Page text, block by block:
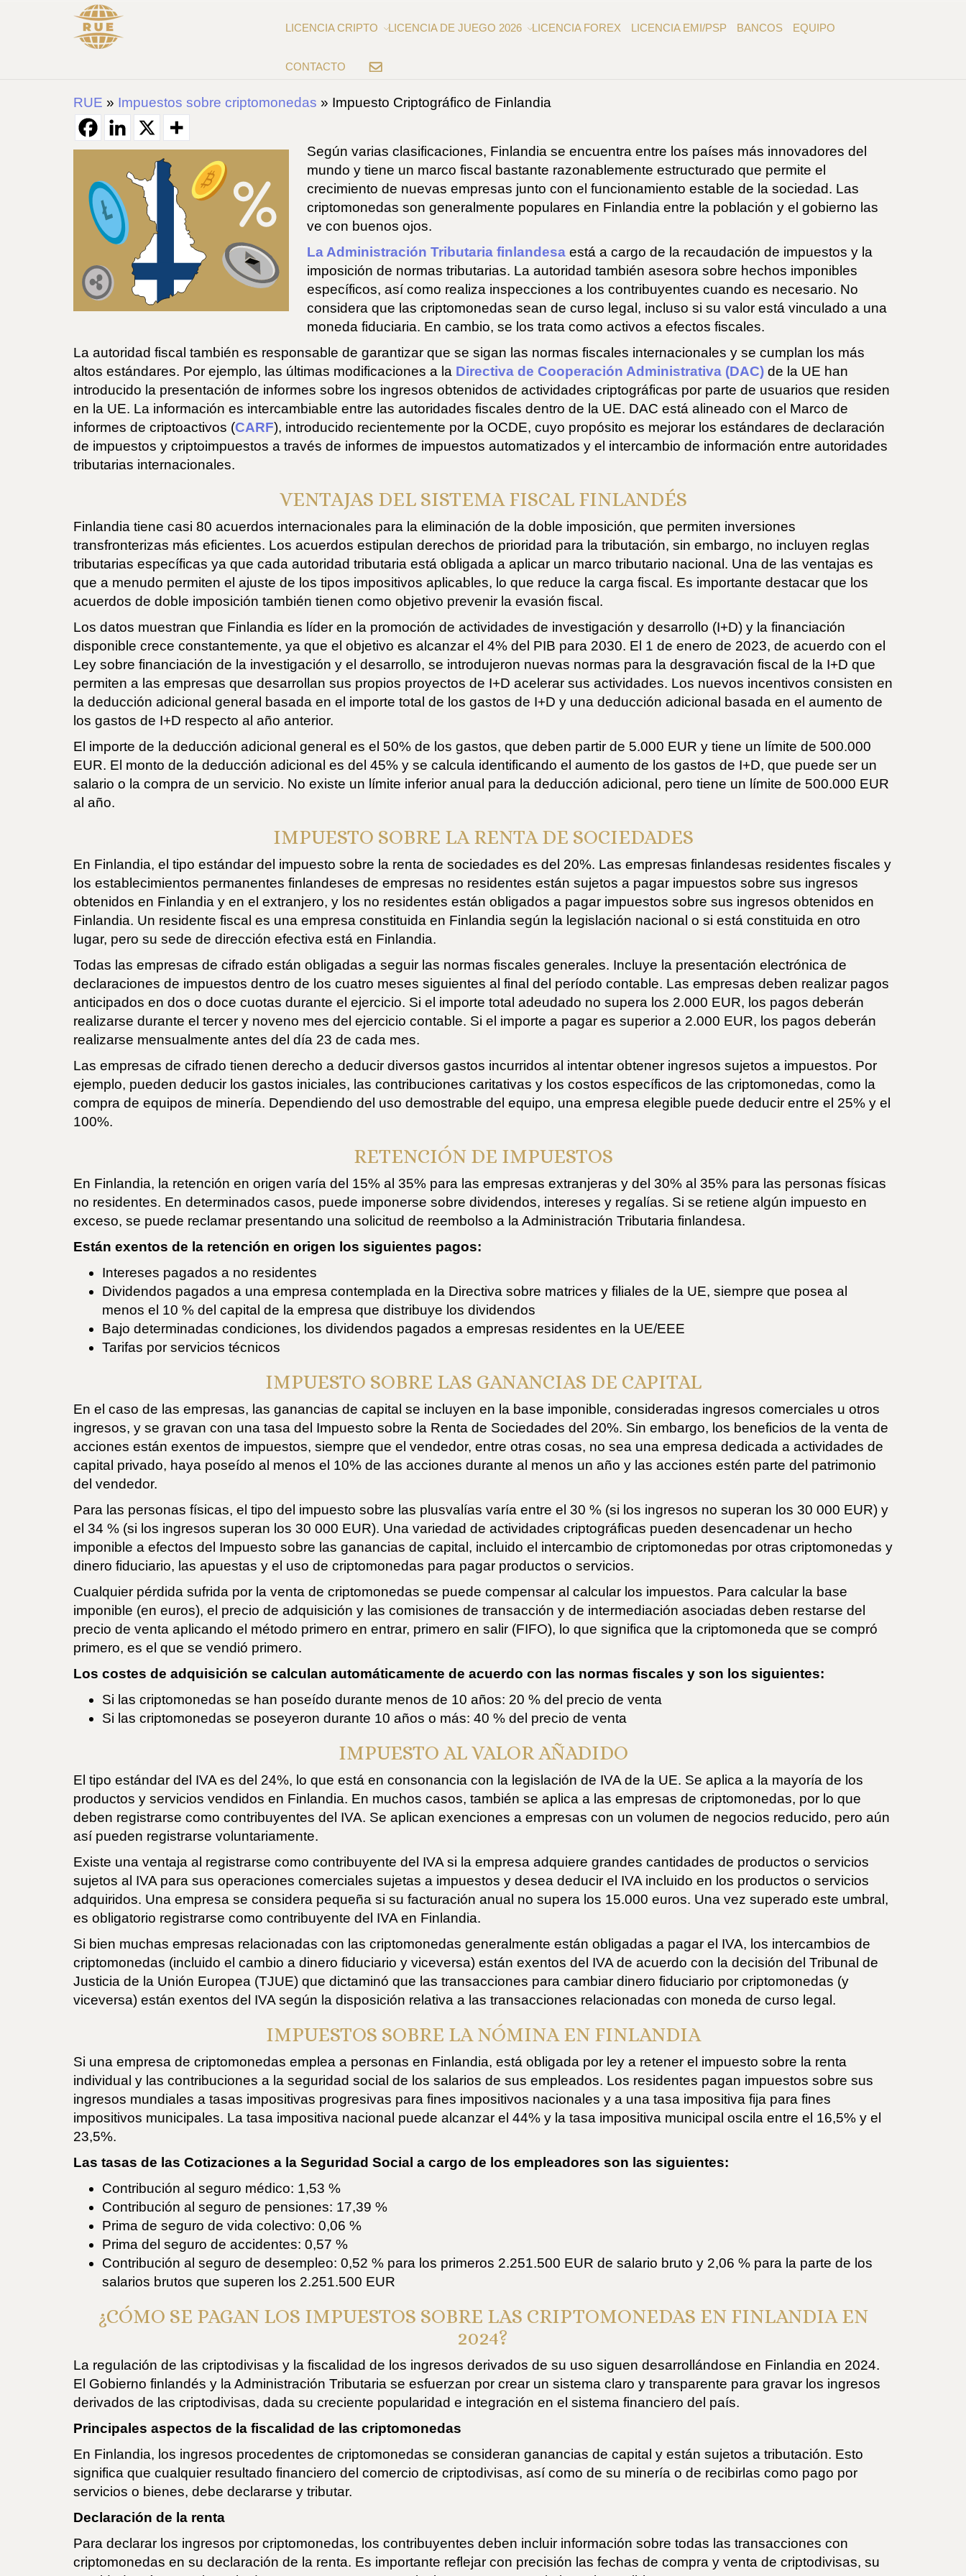
LICENCIA CRIPTO LICENCIA DE JUEGO 2026 LICENCIA FOREX LICENCIA EMI/PSP BANCOS EQUIPO
CONTACTO
RUE » Impuestos sobre criptomonedas » Impuesto Criptográfico de Finlandia
Según varias clasificaciones, Finlandia se encuentra entre los países más innovadores del
mundo y tiene un marco fiscal bastante razonablemente estructurado que permite el
crecimiento de nuevas empresas junto con el funcionamiento estable de la sociedad. Las
criptomonedas son generalmente populares en Finlandia entre la población y el gobierno las
ve con buenos ojos.
La Administración Tributaria finlandesa está a cargo de la recaudación de impuestos y la
imposición de normas tributarias. La autoridad también asesora sobre hechos imponibles
específicos, así como realiza inspecciones a los contribuyentes cuando es necesario. No
considera que las criptomonedas sean de curso legal, incluso si su valor está vinculado a una
moneda fiduciaria. En cambio, se los trata como activos a efectos fiscales.
La autoridad fiscal también es responsable de garantizar que se sigan las normas fiscales internacionales y se cumplan los más
altos estándares. Por ejemplo, las últimas modificaciones a la Directiva de Cooperación Administrativa (DAC) de la UE han
introducido la presentación de informes sobre los ingresos obtenidos de actividades criptográficas por parte de usuarios que residen
en la UE. La información es intercambiable entre las autoridades fiscales dentro de la UE. DAC está alineado con el Marco de
informes de criptoactivos (CARF), introducido recientemente por la OCDE, cuyo propósito es mejorar los estándares de declaración
de impuestos y criptoimpuestos a través de informes de impuestos automatizados y el intercambio de información entre autoridades
tributarias internacionales.
VENTAJAS DEL SISTEMA FISCAL FINLANDÉS
Finlandia tiene casi 80 acuerdos internacionales para la eliminación de la doble imposición, que permiten inversiones
transfronterizas más eficientes. Los acuerdos estipulan derechos de prioridad para la tributación, sin embargo, no incluyen reglas
tributarias específicas ya que cada autoridad tributaria está obligada a aplicar un marco tributario nacional. Una de las ventajas es
que a menudo permiten el ajuste de los tipos impositivos aplicables, lo que reduce la carga fiscal. Es importante destacar que los
acuerdos de doble imposición también tienen como objetivo prevenir la evasión fiscal.
Los datos muestran que Finlandia es líder en la promoción de actividades de investigación y desarrollo (I+D) y la financiación
disponible crece constantemente, ya que el objetivo es alcanzar el 4% del PIB para 2030. El 1 de enero de 2023, de acuerdo con el
Ley sobre financiación de la investigación y el desarrollo, se introdujeron nuevas normas para la desgravación fiscal de la I+D que
permiten a las empresas que desarrollan sus propios proyectos de I+D acelerar sus actividades. Los nuevos incentivos consisten en
la deducción adicional general basada en el importe total de los gastos de I+D y una deducción adicional basada en el aumento de
los gastos de I+D respecto al año anterior.
El importe de la deducción adicional general es el 50% de los gastos, que deben partir de 5.000 EUR y tiene un límite de 500.000
EUR. El monto de la deducción adicional es del 45% y se calcula identificando el aumento de los gastos de I+D, que puede ser un
salario o la compra de un servicio. No existe un límite inferior anual para la deducción adicional, pero tiene un límite de 500.000 EUR
al año.
IMPUESTO SOBRE LA RENTA DE SOCIEDADES
En Finlandia, el tipo estándar del impuesto sobre la renta de sociedades es del 20%. Las empresas finlandesas residentes fiscales y
los establecimientos permanentes finlandeses de empresas no residentes están sujetos a pagar impuestos sobre sus ingresos
obtenidos en Finlandia y en el extranjero, y los no residentes están obligados a pagar impuestos sobre sus ingresos obtenidos en
Finlandia. Un residente fiscal es una empresa constituida en Finlandia según la legislación nacional o si está constituida en otro
lugar, pero su sede de dirección efectiva está en Finlandia.
Todas las empresas de cifrado están obligadas a seguir las normas fiscales generales. Incluye la presentación electrónica de
declaraciones de impuestos dentro de los cuatro meses siguientes al final del período contable. Las empresas deben realizar pagos
anticipados en dos o doce cuotas durante el ejercicio. Si el importe total adeudado no supera los 2.000 EUR, los pagos deberán
realizarse durante el tercer y noveno mes del ejercicio contable. Si el importe a pagar es superior a 2.000 EUR, los pagos deberán
realizarse mensualmente antes del día 23 de cada mes.
Las empresas de cifrado tienen derecho a deducir diversos gastos incurridos al intentar obtener ingresos sujetos a impuestos. Por
ejemplo, pueden deducir los gastos iniciales, las contribuciones caritativas y los costos específicos de las criptomonedas, como la
compra de equipos de minería. Dependiendo del uso demostrable del equipo, una empresa elegible puede deducir entre el 25% y el
100%.
RETENCIÓN DE IMPUESTOS
En Finlandia, la retención en origen varía del 15% al 35% para las empresas extranjeras y del 30% al 35% para las personas físicas
no residentes. En determinados casos, puede imponerse sobre dividendos, intereses y regalías. Si se retiene algún impuesto en
exceso, se puede reclamar presentando una solicitud de reembolso a la Administración Tributaria finlandesa.
Están exentos de la retención en origen los siguientes pagos:
Intereses pagados a no residentes
Dividendos pagados a una empresa contemplada en la Directiva sobre matrices y filiales de la UE, siempre que posea al
menos el 10 % del capital de la empresa que distribuye los dividendos
Bajo determinadas condiciones, los dividendos pagados a empresas residentes en la UE/EEE
Tarifas por servicios técnicos
IMPUESTO SOBRE LAS GANANCIAS DE CAPITAL
En el caso de las empresas, las ganancias de capital se incluyen en la base imponible, consideradas ingresos comerciales u otros
ingresos, y se gravan con una tasa del Impuesto sobre la Renta de Sociedades del 20%. Sin embargo, los beneficios de la venta de
acciones están exentos de impuestos, siempre que el vendedor, entre otras cosas, no sea una empresa dedicada a actividades de
capital privado, haya poseído al menos el 10% de las acciones durante al menos un año y las acciones estén parte del patrimonio
del vendedor.
Para las personas físicas, el tipo del impuesto sobre las plusvalías varía entre el 30 % (si los ingresos no superan los 30 000 EUR) y
el 34 % (si los ingresos superan los 30 000 EUR). Una variedad de actividades criptográficas pueden desencadenar un hecho
imponible a efectos del Impuesto sobre las ganancias de capital, incluido el intercambio de criptomonedas por otras criptomonedas y
dinero fiduciario, las apuestas y el uso de criptomonedas para pagar productos o servicios.
Cualquier pérdida sufrida por la venta de criptomonedas se puede compensar al calcular los impuestos. Para calcular la base
imponible (en euros), el precio de adquisición y las comisiones de transacción y de intermediación asociadas deben restarse del
precio de venta aplicando el método primero en entrar, primero en salir (FIFO), lo que significa que la criptomoneda que se compró
primero, es el que se vendió primero.
Los costes de adquisición se calculan automáticamente de acuerdo con las normas fiscales y son los siguientes:
Si las criptomonedas se han poseído durante menos de 10 años: 20 % del precio de venta
Si las criptomonedas se poseyeron durante 10 años o más: 40 % del precio de venta
IMPUESTO AL VALOR AÑADIDO
El tipo estándar del IVA es del 24%, lo que está en consonancia con la legislación de IVA de la UE. Se aplica a la mayoría de los
productos y servicios vendidos en Finlandia. En muchos casos, también se aplica a las empresas de criptomonedas, por lo que
deben registrarse como contribuyentes del IVA. Se aplican exenciones a empresas con un volumen de negocios reducido, pero aún
así pueden registrarse voluntariamente.
Existe una ventaja al registrarse como contribuyente del IVA si la empresa adquiere grandes cantidades de productos o servicios
sujetos al IVA para sus operaciones comerciales sujetas a impuestos y desea deducir el IVA incluido en los productos o servicios
adquiridos. Una empresa se considera pequeña si su facturación anual no supera los 15.000 euros. Una vez superado este umbral,
es obligatorio registrarse como contribuyente del IVA en Finlandia.
Si bien muchas empresas relacionadas con las criptomonedas generalmente están obligadas a pagar el IVA, los intercambios de
criptomonedas (incluido el cambio a dinero fiduciario y viceversa) están exentos del IVA de acuerdo con la decisión del Tribunal de
Justicia de la Unión Europea (TJUE) que dictaminó que las transacciones para cambiar dinero fiduciario por criptomonedas (y
viceversa) están exentos del IVA según la disposición relativa a las transacciones relacionadas con moneda de curso legal.
IMPUESTOS SOBRE LA NÓMINA EN FINLANDIA
Si una empresa de criptomonedas emplea a personas en Finlandia, está obligada por ley a retener el impuesto sobre la renta
individual y las contribuciones a la seguridad social de los salarios de sus empleados. Los residentes pagan impuestos sobre sus
ingresos mundiales a tasas impositivas progresivas para fines impositivos nacionales y a una tasa impositiva fija para fines
impositivos municipales. La tasa impositiva nacional puede alcanzar el 44% y la tasa impositiva municipal oscila entre el 16,5% y el
23,5%.
Las tasas de las Cotizaciones a la Seguridad Social a cargo de los empleadores son las siguientes:
Contribución al seguro médico: 1,53 %
Contribución al seguro de pensiones: 17,39 %
Prima de seguro de vida colectivo: 0,06 %
Prima del seguro de accidentes: 0,57 %
Contribución al seguro de desempleo: 0,52 % para los primeros 2.251.500 EUR de salario bruto y 2,06 % para la parte de los
salarios brutos que superen los 2.251.500 EUR
¿CÓMO SE PAGAN LOS IMPUESTOS SOBRE LAS CRIPTOMONEDAS EN FINLANDIA EN
2024?
La regulación de las criptodivisas y la fiscalidad de los ingresos derivados de su uso siguen desarrollándose en Finlandia en 2024.
El Gobierno finlandés y la Administración Tributaria se esfuerzan por crear un sistema claro y transparente para gravar los ingresos
derivados de las criptodivisas, dada su creciente popularidad e integración en el sistema financiero del país.
Principales aspectos de la fiscalidad de las criptomonedas
En Finlandia, los ingresos procedentes de criptomonedas se consideran ganancias de capital y están sujetos a tributación. Esto
significa que cualquier resultado financiero del comercio de criptodivisas, así como de su minería o de recibirlas como pago por
servicios o bienes, debe declararse y tributar.
Declaración de la renta
Para declarar los ingresos por criptomonedas, los contribuyentes deben incluir información sobre todas las transacciones con
criptomonedas en su declaración de la renta. Es importante reflejar con precisión las fechas de compra y venta de criptodivisas, su